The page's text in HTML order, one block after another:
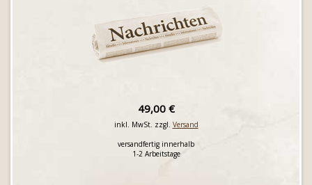
49,00 €
inkl. MwSt. zzgl. Versand
versandfertig innerhalb
1-2 Arbeitstage